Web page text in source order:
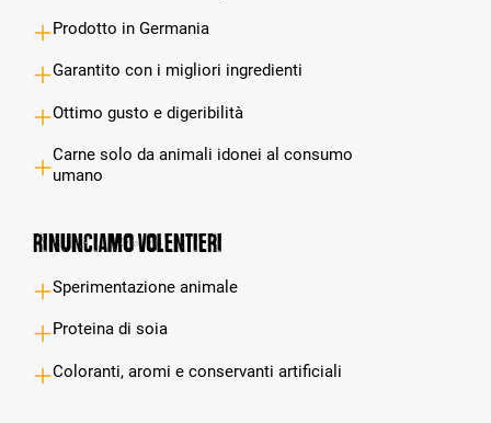
Prodotto in Germania
Garantito con i migliori ingredienti
Ottimo gusto e digeribilità
Carne solo da animali idonei al consumo
umano
Rinunciamo volentieri
Sperimentazione animale
Proteina di soia
Coloranti, aromi e conservanti artificiali